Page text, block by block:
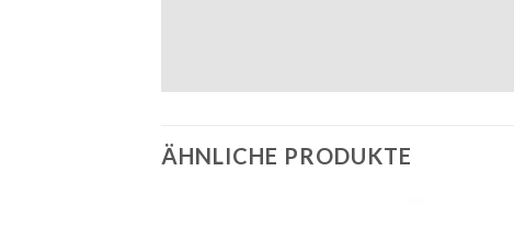
ÄHNLICHE PRODUKTE